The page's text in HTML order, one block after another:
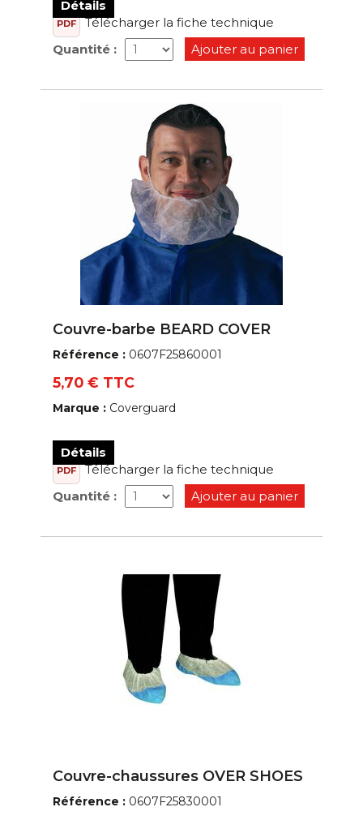
Détails
PDF
Télécharger la fiche technique
Quantité :
Ajouter au panier
Couvre-barbe BEARD COVER
Référence : 0607F25860001
5,70 € TTC
Marque : Coverguard
Détails
PDF
Télécharger la fiche technique
Quantité :
Ajouter au panier
Couvre-chaussures OVER SHOES
Référence : 0607F25830001